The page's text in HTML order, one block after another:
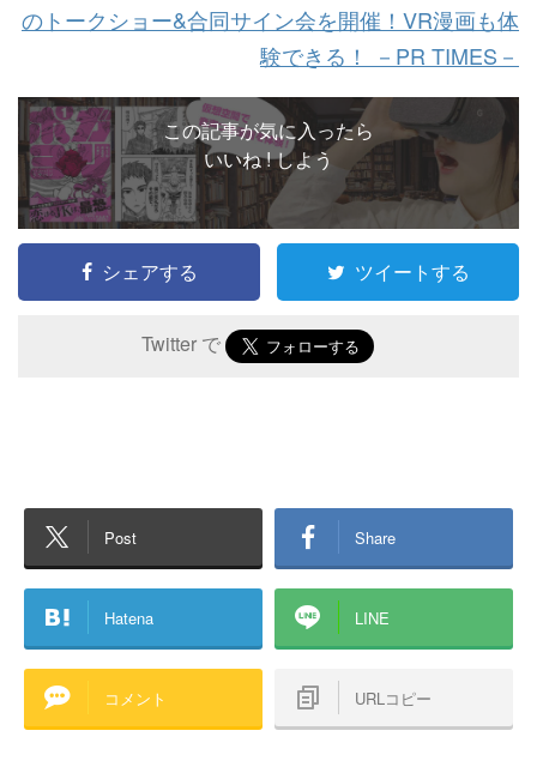
のトークショー&合同サイン会を開催！VR漫画も体
験できる！ －PR TIMES－
この記事が気に入ったら
いいね ! しよう
シェアする ツイートする
Twitter で
Post Share
Hatena LINE
コメント URLコピー